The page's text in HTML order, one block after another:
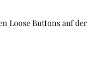
Loose Buttons auf der